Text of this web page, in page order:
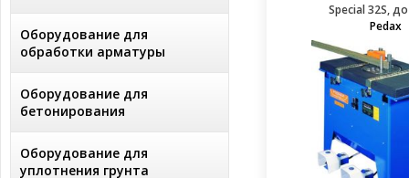
Оборудование для
обработки арматуры
Оборудование для
бетонирования
Оборудование для
уплотнения грунта
Special 32S,
Pedax